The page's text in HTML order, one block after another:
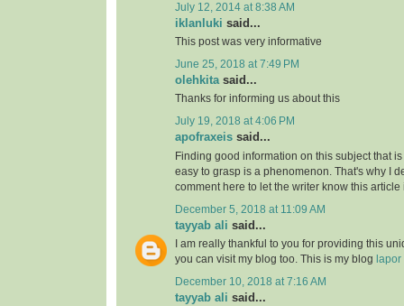
July 12, 2014 at 8:38 AM
iklanluki said...
This post was very informative
June 25, 2018 at 7:49 PM
olehkitasaid...
Thanks for informing us about this
July 19, 2018 at 4:06 PM
apofraxeis said...
Finding good information on this subject that
easy to grasp is a phenomenon. That's why I
comment here to let the writer know this
December 5, 2018 at 11:09 AM
tayyab ali said...
I am really thankful to you for providing this
you can visit my blog too. This is my blog
December 10, 2018 at 7:16 AM
tayyab ali said...